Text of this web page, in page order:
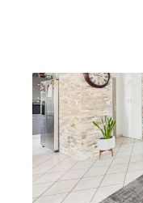
VILLENAVE D
133 m2 , 6 pièces
Ref : 372
Maison à
422